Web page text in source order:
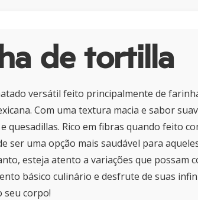
de tortilla
versátil feito principalmente de
Com uma textura macia e sabor
quesadillas. Rico em fibras quando feito
ser uma opção mais saudável para
esteja atento a variações que possam
básico culinário e desfrute de suas
seu corpo!